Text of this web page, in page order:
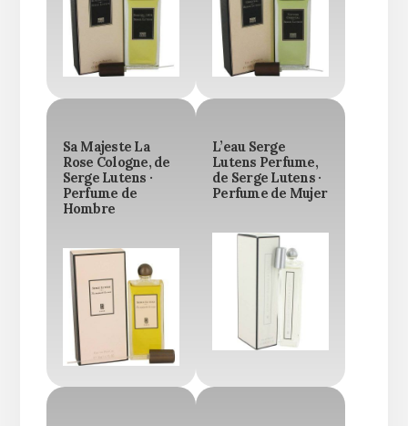
Sa Majeste La
Rose Cologne, de
Serge Lutens ·
Perfume de
Hombre
L’eau Serge
Lutens Perfume,
de Serge Lutens ·
Perfume de Mujer